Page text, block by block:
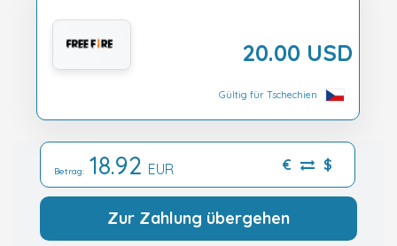
20.00 USD
Gültig für Tschechien
Betrag: 18.92 EUR € $
Zur Zahlung übergehen